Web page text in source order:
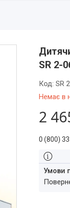
SR 2-
Немає в
Код: SR
2
0 (800)